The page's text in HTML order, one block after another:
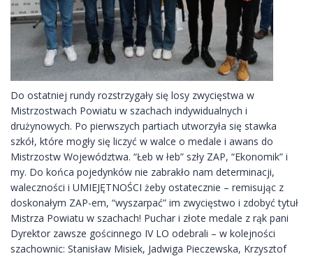
Do ostatniej rundy rozstrzygały się losy zwycięstwa w
Mistrzostwach Powiatu w szachach indywidualnych i
drużynowych. Po pierwszych partiach utworzyła się stawka
szkół, które mogły się liczyć w walce o medale i awans do
Mistrzostw Województwa. “Łeb w łeb” szły ZAP, “Ekonomik” i
my. Do końca pojedynków nie zabrakło nam determinacji,
waleczności i UMIEJĘTNOŚCI żeby ostatecznie – remisując z
doskonałym ZAP-em, “wyszarpać” im zwycięstwo i zdobyć tytuł
Mistrza Powiatu w szachach! Puchar i złote medale z rąk pani
Dyrektor zawsze gościnnego IV LO odebrali – w kolejności
szachownic: Stanisław Misiek, Jadwiga Pieczewska, Krzysztof